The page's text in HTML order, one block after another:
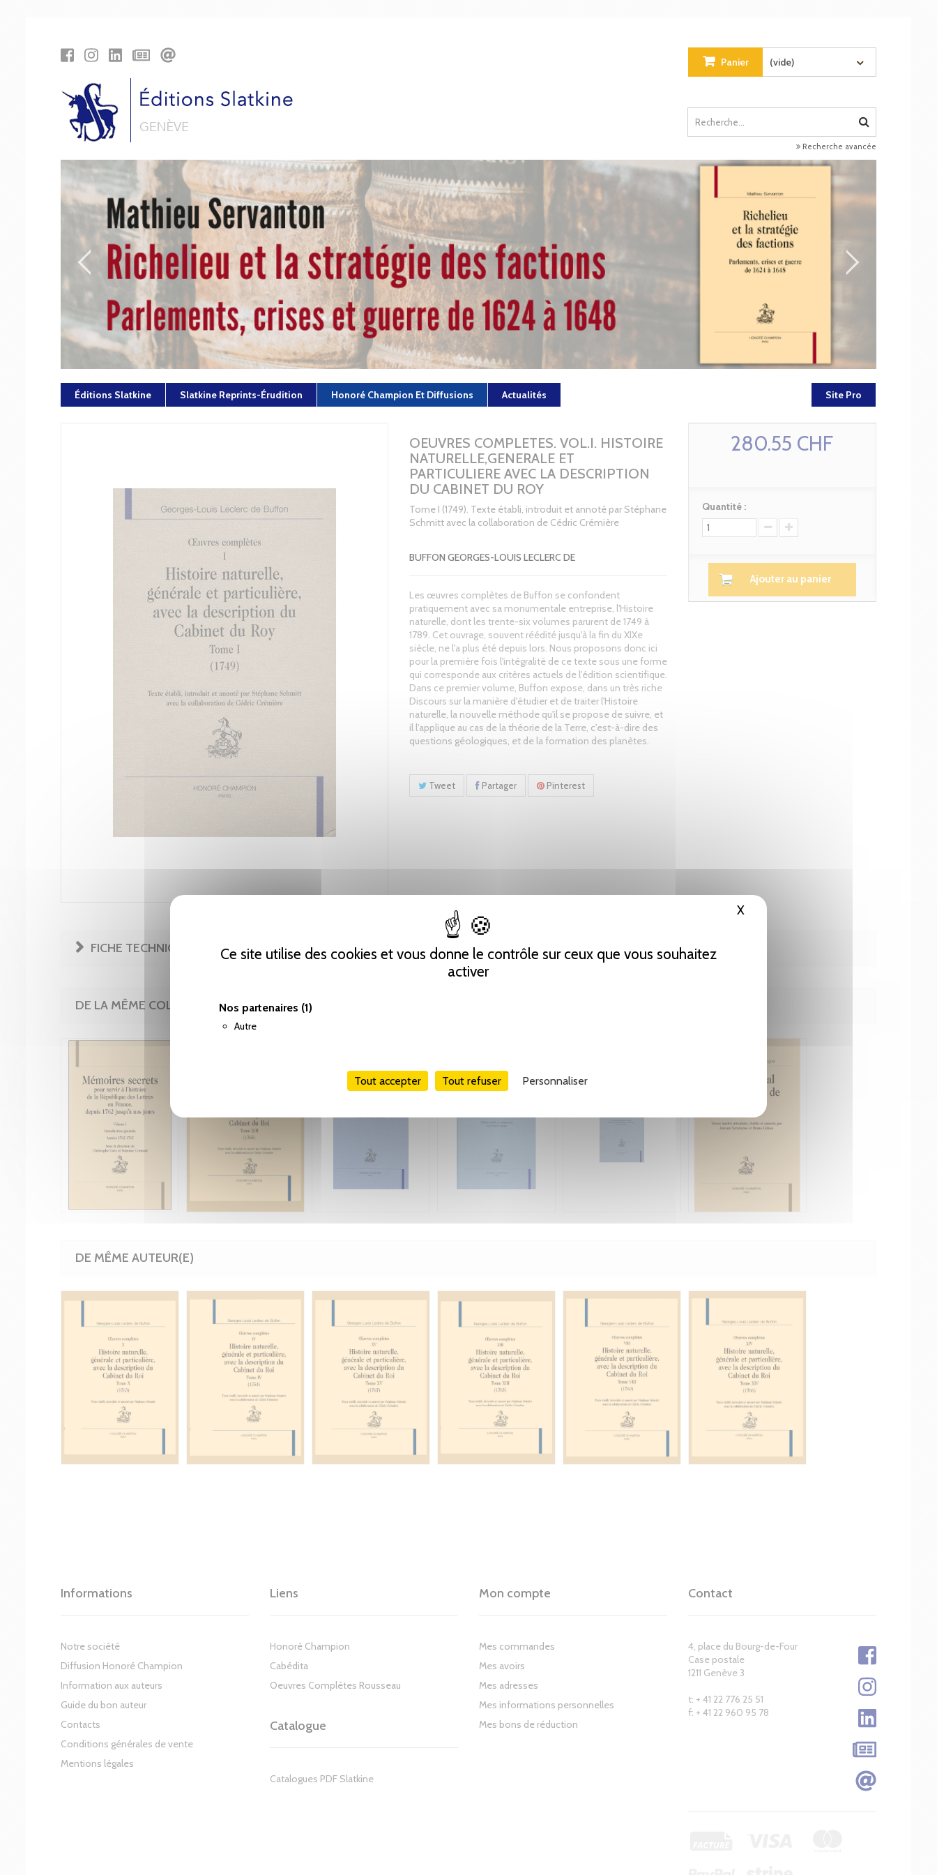
Ce site utilise des cookies et vous donne le contrôle sur ceux que vous souhaitez
activer
Nos partenaires (1)
Autre
Tout accepter Tout refuser Personnaliser
X Masquer le bandeau des cookies
Panier (vide)
Recherche avancée
Éditions Slatkine Slatkine Reprints-Érudition Honoré Champion Et Diffusions Actualités Site Pro
OEUVRES COMPLETES. VOL.I. HISTOIRE
NATURELLE,GENERALE ET
PARTICULIERE AVEC LA DESCRIPTION
DU CABINET DU ROY
Tome I (1749). Texte établi, introduit et annoté par Stéphane
Schmitt avec la collaboration de Cédric Crémière
BUFFON GEORGES-LOUIS LECLERC DE
Les œuvres complètes de Buffon se confondent
pratiquement avec sa monumentale entreprise, l'Histoire
naturelle, dont les trente-six volumes parurent de 1749 à
1789. Cet ouvrage, souvent réédité jusqu'à la fin du XIXe
siècle, ne l'a plus été depuis lors. Nous proposons donc ici
pour la première fois l'intégralité de ce texte sous une forme
qui corresponde aux critères actuels de l'édition scientifique.
Dans ce premier volume, Buffon expose, dans un très riche
Discours sur la manière d'étudier et de traiter l'Histoire
naturelle, la nouvelle méthode qu'il se propose de suivre, et
il l'applique au cas de la théorie de la Terre, c'est-à-dire des
questions géologiques, et de la formation des planètes.
Tweet Partager Pinterest
280.55 CHF
Quantité :
Ajouter au panier
FICHE TECHNIQUE
DE LA MÊME COLLECTION
DE MÊME AUTEUR(E)
Informations
Notre société
Diffusion Honoré Champion
Information aux auteurs
Guide du bon auteur
Contacts
Conditions générales de vente
Mentions légales
Liens
Honoré Champion
Cabédita
Oeuvres Complètes Rousseau
Catalogue
Catalogues PDF Slatkine
Mon compte
Mes commandes
Mes avoirs
Mes adresses
Mes informations personnelles
Mes bons de réduction
Contact
4, place du Bourg-de-Four
Case postale
1211 Genève 3
t: + 41 22 776 25 51
f: + 41 22 960 95 78